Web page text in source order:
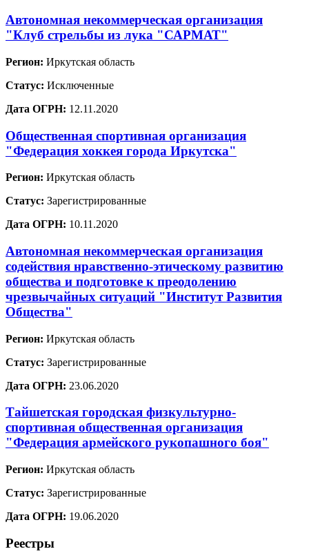
Автономная некоммерческая организация
"Клуб стрельбы из лука "САРМАТ"
Регион: Иркутская область
Статус: Исключенные
Дата ОГРН: 12.11.2020
Общественная спортивная организация
"Федерация хоккея города Иркутска"
Регион: Иркутская область
Статус: Зарегистрированные
Дата ОГРН: 10.11.2020
Автономная некоммерческая организация
содействия нравственно-этическому развитию
общества и подготовке к преодолению
чрезвычайных ситуаций "Институт Развития
Общества"
Регион: Иркутская область
Статус: Зарегистрированные
Дата ОГРН: 23.06.2020
Тайшетская городская физкультурно-
спортивная общественная организация
"Федерация армейского рукопашного боя"
Регион: Иркутская область
Статус: Зарегистрированные
Дата ОГРН: 19.06.2020
Реестры